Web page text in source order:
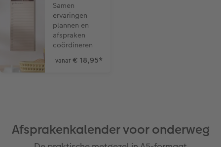
Samen
ervaringen
plannen en
afspraken
coördineren
vanaf € 18,95*
Afsprakenkalender voor onderweg